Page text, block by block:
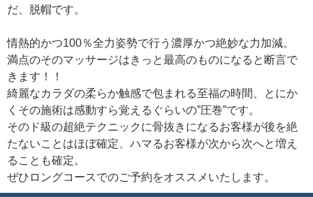
だ、脱帽です。
情熱的かつ100％全力姿勢で行う濃厚かつ絶妙な力加減。
満点のそのマッサージはきっと最高のものになると断言で
きます！！
綺麗なカラダの柔らか触感で包まれる至福の時間、とにか
くその施術は感動すら覚えるぐらいの”圧巻”です。
そのド級の超絶テクニックに骨抜きになるお客様が後を絶
たないことはほぼ確定、ハマるお客様が次から次へと増え
ることも確定。
ぜひロングコースでのご予約をオススメいたします。